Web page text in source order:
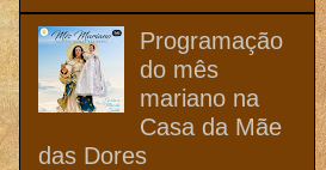
Programação
do mês
mariano na
Casa da Mãe
das Dores